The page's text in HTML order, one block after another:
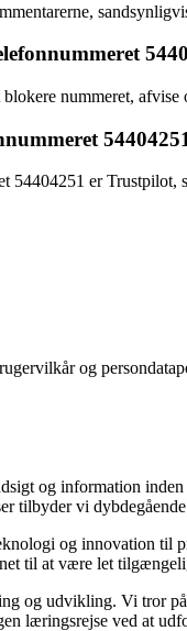
nummeret,
er
og
og information
tilbyder vi
og innovation
til at være let
og udvikling. Vi tror
læringsrejse ved at